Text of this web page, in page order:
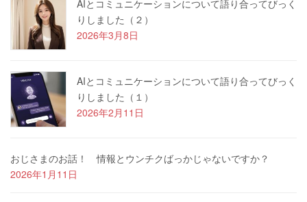
AIとコミュニケーションについて語り合ってびっく
りしました（２）
2026年3月8日
AIとコミュニケーションについて語り合ってびっく
りしました（１）
2026年2月11日
おじさまのお話！ 情報とウンチクばっかじゃないですか？
2026年1月11日